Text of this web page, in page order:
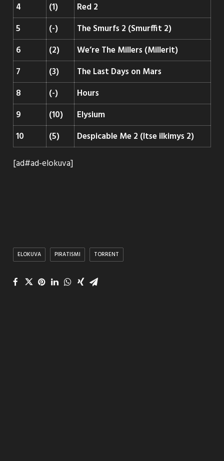
4
(1)
Red 2
5
(-)
The Smurfs 2 (Smurffit 2)
6
(2)
We’re The Millers (Millerit)
7
(3)
The Last Days on Mars
8
(-)
Hours
9
(10)
Elysium
10
(5)
Despicable Me 2 (Itse ilkimys 2)
[ad#ad-elokuva]
ELOKUVA PIRATISMI TORRENT